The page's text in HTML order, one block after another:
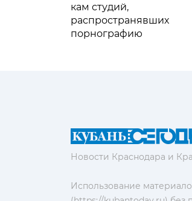
кам студий,
распространявших
порнографию
Новости Краснодара и
Использование